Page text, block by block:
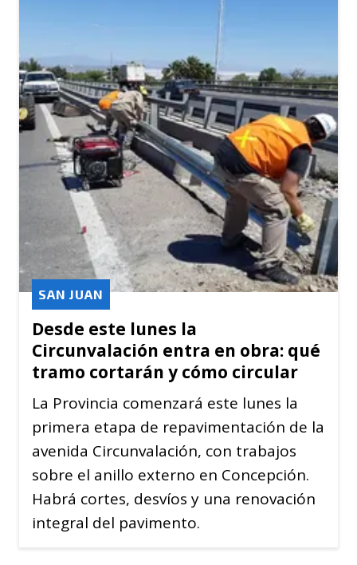
Desde este lunes la
Circunvalación entra en obra: qué
tramo cortarán y cómo circular
SAN JUAN
La Provincia comenzará este lunes la
primera etapa de repavimentación de la
avenida Circunvalación, con trabajos
sobre el anillo externo en Concepción.
Habrá cortes, desvíos y una renovación
integral del pavimento.